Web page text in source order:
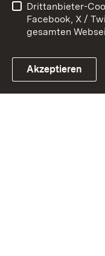
Link zum
Impressum
Drittanbieter-
Facebook, X /
gesamten
Akzeptieren